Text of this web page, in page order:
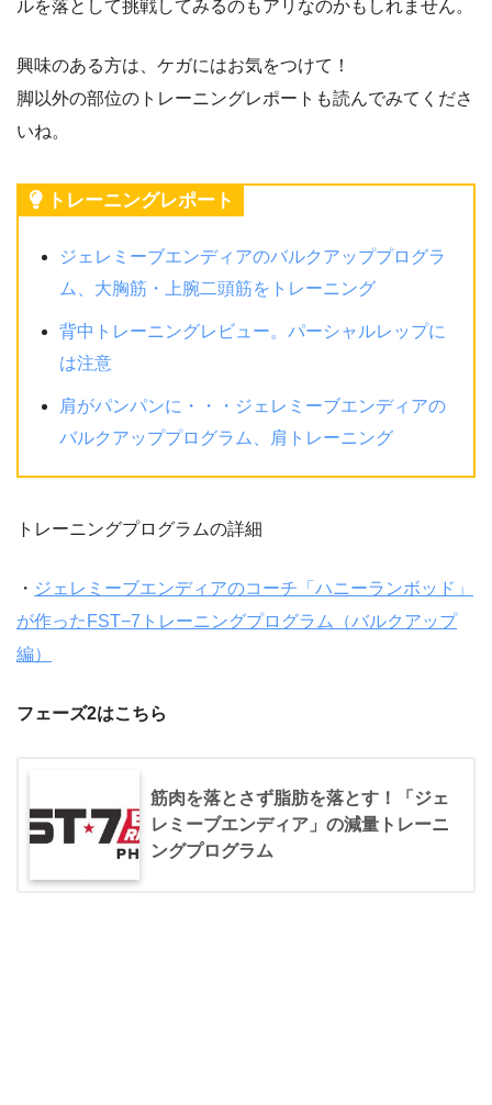
ルを落として挑戦してみるのもアリなのかもしれません。
興味のある方は、ケガにはお気をつけて！
脚以外の部位のトレーニングレポートも読んでみてくださ
いね。
トレーニングレポート
ジェレミーブエンディアのバルクアッププログラ
ム、大胸筋・上腕二頭筋をトレーニング
背中トレーニングレビュー。パーシャルレップに
は注意
肩がパンパンに・・・ジェレミーブエンディアの
バルクアッププログラム、肩トレーニング
トレーニングプログラムの詳細
・ ジェレミーブエンディアのコーチ「ハニーランボッド」
が作ったFST−7トレーニングプログラム（バルクアップ
編）
フェーズ2はこちら
筋肉を落とさず脂肪を落とす！「ジェ
レミーブエンディア」の減量トレーニ
ングプログラム